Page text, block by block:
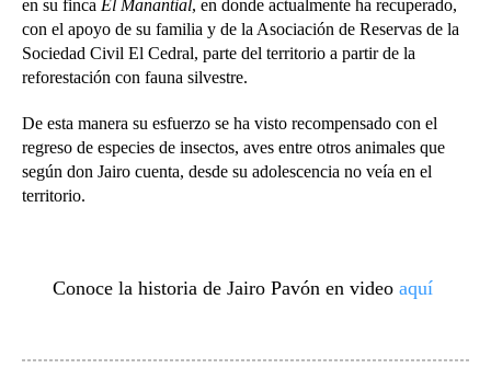
en su finca El Manantial, en donde actualmente ha recuperado,
con el apoyo de su familia y de la Asociación de Reservas de la
Sociedad Civil El Cedral, parte del territorio a partir de la
reforestación con fauna silvestre.
De esta manera su esfuerzo se ha visto recompensado con el
regreso de especies de insectos, aves entre otros animales que
según don Jairo cuenta, desde su adolescencia no veía en el
territorio.
Conoce la historia de Jairo Pavón en video aquí